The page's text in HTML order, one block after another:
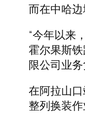
而在中哈
“今年以来
霍尔果斯
限公司业务
在阿拉山
整列换装作